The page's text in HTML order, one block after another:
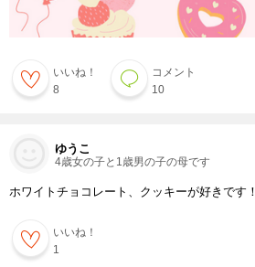
いいね！
8
コメント
10
ゆうこ
4歳女の子と1歳男の子の母です
ホワイトチョコレート、クッキーが好きです！
いいね！
1